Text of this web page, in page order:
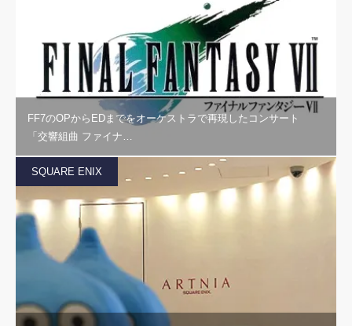
FF7のOPからEDまでをオーケストラで再現したコンサート
「交響組曲 ファイナ…
SQUARE ENIX